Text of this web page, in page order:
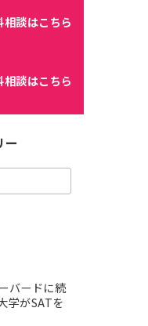
相談はこちら
相談はこちら
ー
バードに続
学がSATを